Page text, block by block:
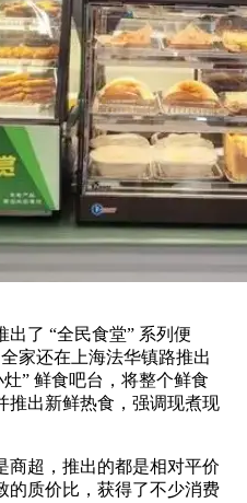
出了 “全民食堂” 系列便
家还在上海法华镇路推出
” 鲜食吧台，将整个鲜食
推出新鲜热食，强调现煮现
商超，推出的都是相对平价
的质价比，获得了不少消费